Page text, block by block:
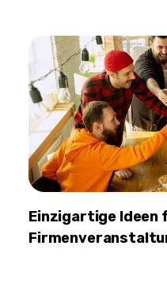
Einzigartige Ideen